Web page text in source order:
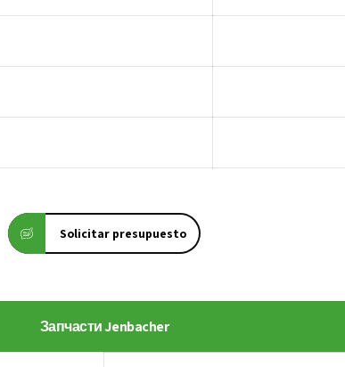
Solicitar presupuesto
Запчасти Jenbacher